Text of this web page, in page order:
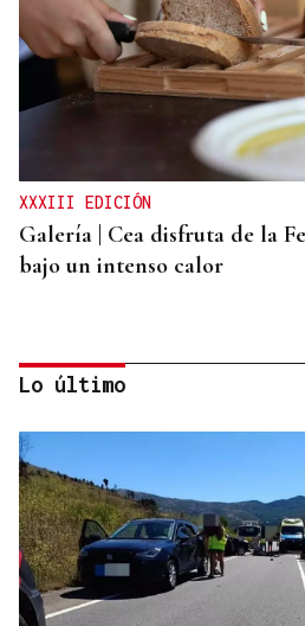
XXXIII EDICIÓN
Galería | Cea disfruta de la
bajo un intenso calor
PINCHOS, MÚSICA Y MAGIA
Galería | Éxito rotundo de la
de Cea a pesar del sofocante
Lo último